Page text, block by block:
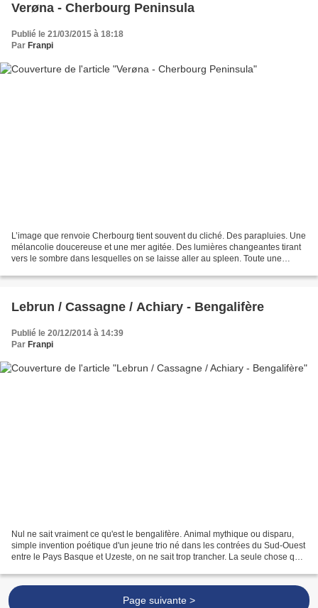
Verøna - Cherbourg Peninsula
Publié le 21/03/2015 à 18:18
Par Franpi
L’image que renvoie Cherbourg tient souvent du cliché. Des parapluies. Une
mélancolie doucereuse et une mer agitée. Des lumières changeantes tirant
vers le sombre dans lesquelles on se laisse aller au spleen. Toute une
Lebrun / Cassagne / Achiary - Bengalifère
Publié le 20/12/2014 à 14:39
Par Franpi
Nul ne sait vraiment ce qu'est le bengalifère. Animal mythique ou disparu,
simple invention poétique d'un jeune trio né dans les contrées du Sud-Ouest
entre le Pays Basque et Uzeste, on ne sait trop trancher. La seule chose que
Page suivante >